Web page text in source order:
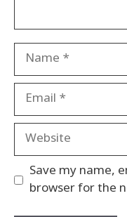
Name
Email
Website
Save my name,
browser for the